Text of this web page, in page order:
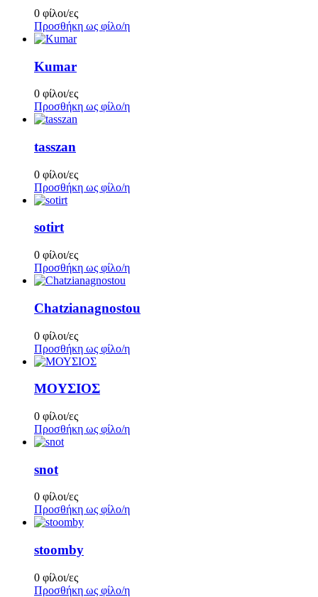
0 φίλοι/ες
Προσθήκη ως φίλο/η
Kumar
0 φίλοι/ες
Προσθήκη ως φίλο/η
tasszan
0 φίλοι/ες
Προσθήκη ως φίλο/η
sotirt
0 φίλοι/ες
Προσθήκη ως φίλο/η
Chatzianagnostou
0 φίλοι/ες
Προσθήκη ως φίλο/η
ΜΟΥΣΙΟΣ
0 φίλοι/ες
Προσθήκη ως φίλο/η
snot
0 φίλοι/ες
Προσθήκη ως φίλο/η
stoomby
0 φίλοι/ες
Προσθήκη ως φίλο/η